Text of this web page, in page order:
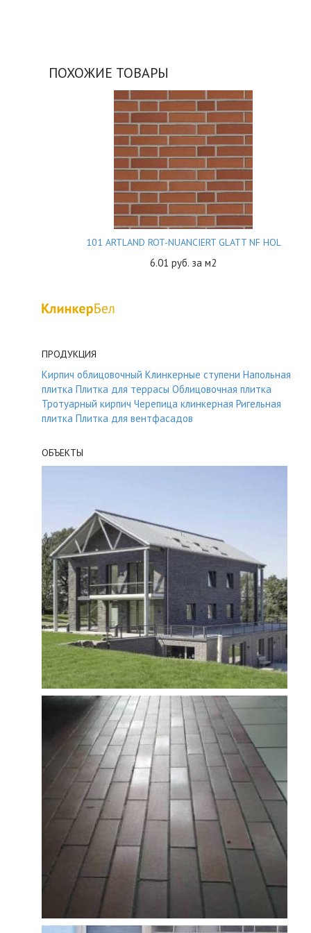
ПОХОЖИЕ ТОВАРЫ
101 ARTLAND ROT-NUANCIERT GLATT NF HOL
6.01 руб. за м2
ПРОДУКЦИЯ
Кирпич облицовочный Клинкерные ступени Напольная
плитка Плитка для террасы Облицовочная плитка
Тротуарный кирпич Черепица клинкерная Ригельная
плитка Плитка для вентфасадов
ОБЪЕКТЫ